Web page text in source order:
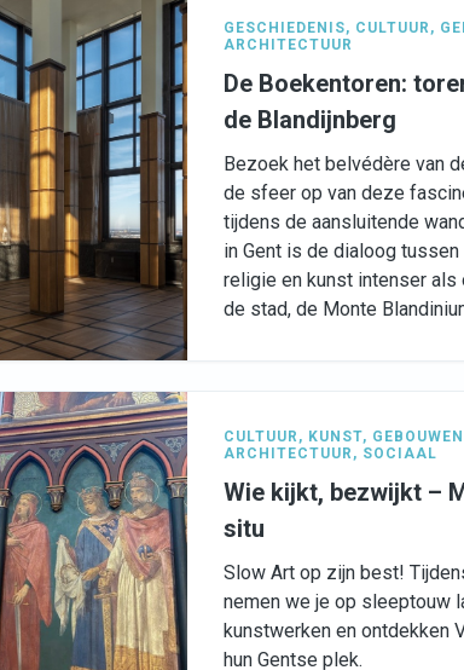
GESCHIEDENIS, CULTUUR ,
ARCHITECTUUR
De Boekentoren:
de Blandijnberg
Bezoek het belvédère van
de sfeer op van deze
tijdens de aansluitende
in Gent is de dialoog
religie en kunst intenser als
de stad, de Monte
CULTUUR , KUNST,
ARCHITECTUUR , SOCIAAL
Wie kijkt, bezwijkt –
situ
Slow Art op zijn best!
nemen we je op sleeptouw
kunstwerken en ontdekken
hun Gentse plek.